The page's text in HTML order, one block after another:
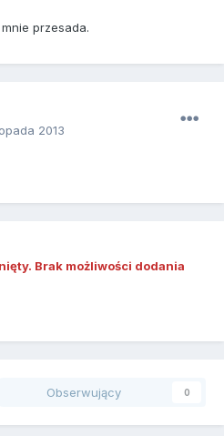
przesada.
2013
Brak możliwości dodania
Obserwujący 0